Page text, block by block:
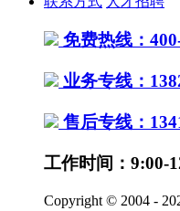
免费热线：
业务专线：
售后专线：
工作时间：9:00-
Copyright © 2004 -